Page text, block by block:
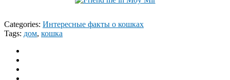
Categories: Интересные факты о кошках
Tags: дом, кошка